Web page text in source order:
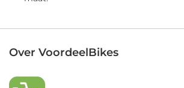
Over VoordeelBikes